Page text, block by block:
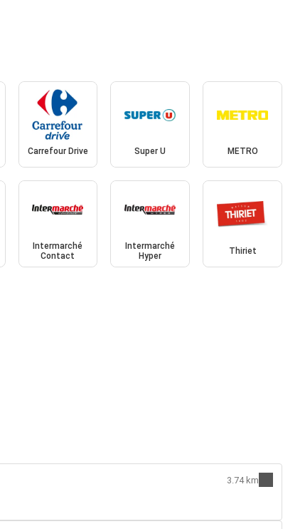
Carrefour Drive Super U METRO
Intermarché
Contact
Intermarché
Hyper
Thiriet
3.74 km